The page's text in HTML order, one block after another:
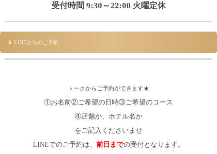
受付時間 9:30～22:00 火曜定休
📱 LINEからのご予約
トークからご予約ができます★
①お名前②ご希望の日時③ご希望のコース
④店舗か、ホテル名か
をご記入くださいませ
LINEでのご予約は、 前日までの受付となります。